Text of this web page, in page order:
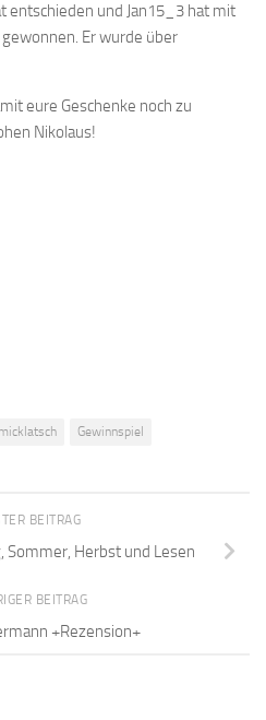
entschieden und Jan15_3 hat mit
Er wurde über
eure Geschenke noch zu
Nikolaus!
Gewinnspiel
BEITRAG
Sommer, Herbst und Lesen
BEITRAG
+Rezension+